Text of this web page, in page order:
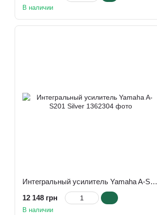
В наличии
Интегральный усилитель Yamaha A-S201 Silver
12 148 грн
В наличии